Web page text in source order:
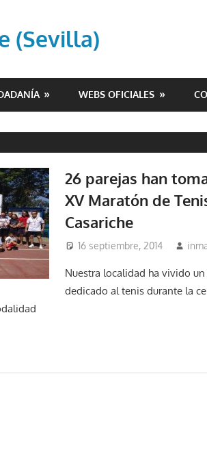
(Sevilla)
WEBS OFICIALES
26 parejas han
XV Maratón de
Casariche
16 septiembre, 2014
Nuestra localidad ha vivido
dedicado al tenis durante la